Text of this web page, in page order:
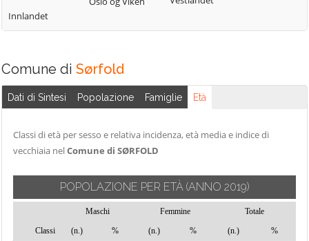
Innlandet
Comune di Sørfold
Dati di Sintesi Popolazione Famiglie Età
Classi di età per sesso e relativa incidenza, età media e indice di
vecchiaia nelComune di SØRFOLD
POPOLAZIONE PER ETÀ (ANNO 2019)
Maschi Femmine
Totale
Classi
(n.) % (n.) % (n.) %